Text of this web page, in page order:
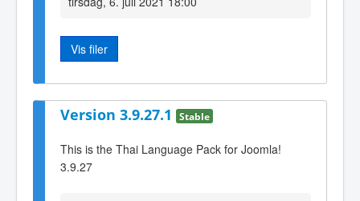
Vis filer
Version 3.9.27.1 Stable
This is the Thai Language Pack for Joomla!
3.9.27